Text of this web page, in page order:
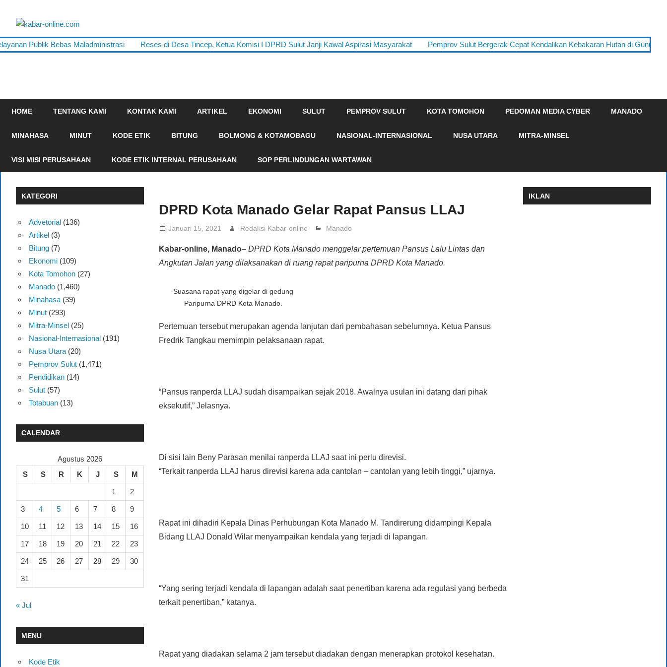
online.com
terpercaya
dalam
Publik Bebas Maladministrasi Reses di Desa Tincep, Ketua Komisi I DPRD Sulut Janji Kawal Aspirasi Masyarakat Pemprov Sulut Bergerak Cepat Kendalikan Kebakaran Hutan di Gunung
HOME TENTANG KAMI KONTAK KAMI ARTIKEL EKONOMI SULUT PEMPROV SULUT KOTA TOMOHON PEDOMAN MEDIA CYBER MANADO
MINAHASA MINUT KODE ETIK BITUNG BOLMONG & KOTAMOBAGU NASIONAL-INTERNASIONAL NUSA UTARA MITRA-MINSEL
VISI MISI PERUSAHAAN KODE ETIK INTERNAL PERUSAHAAN SOP PERLINDUNGAN WARTAWAN
DPRD Kota Manado Gelar Rapat Pansus LLAJ
Januari 15, 2021 Redaksi Kabar-online Manado
Kabar-online, Manado–DPRD Kota Manado menggelar pertemuan Pansus Lalu Lintas dan
Angkutan Jalan yang dilaksanakan di ruang rapat paripurna DPRD Kota Manado.
Suasana rapat yang digelar di gedung
Paripurna DPRD Kota Manado.
Pertemuan tersebut merupakan agenda lanjutan dari pembahasan sebelumnya. Ketua Pansus
Fredrik Tangkau memimpin pelaksanaan rapat.
“Pansus ranperda LLAJ sudah disampaikan sejak 2018. Awalnya usulan ini datang dari pihak
eksekutif,” Jelasnya.
Di sisi lain Beny Parasan menilai ranperda LLAJ saat ini perlu direvisi.
“Terkait ranperda LLAJ harus direvisi karena ada cantolan – cantolan yang lebih tinggi,” ujarnya.
Rapat ini dihadiri Kepala Dinas Perhubungan Kota Manado M. Tandirerung didampingi Kepala
Bidang LLAJ Donald Wilar menyampaikan kendala yang terjadi di lapangan.
“Yang sering terjadi kendala di lapangan adalah saat penertiban karena ada regulasi yang berbeda
terkait penertiban,” katanya.
Rapat yang diadakan selama 2 jam tersebut diadakan dengan menerapkan protokol kesehatan.
KATEGORI
Advetorial(136)
Artikel(3)
Bitung(7)
Ekonomi(109)
Kota Tomohon(27)
Manado(1,460)
Minahasa(39)
Minut(293)
Mitra-Minsel(25)
Nasional-Internasional(191)
Nusa Utara(20)
Pemprov Sulut(1,471)
Pendidikan(14)
Sulut(57)
Totabuan(13)
CALENDAR
Agustus 2026
S
S R K J S M
1 2
3 4 5 6 7 8 9
10 11 12 13 14 15 16
17 18 19 20 21 22 23
24 25 26 27 28 29 30
31
« Jul
MENU
Kode Etik
IKLAN